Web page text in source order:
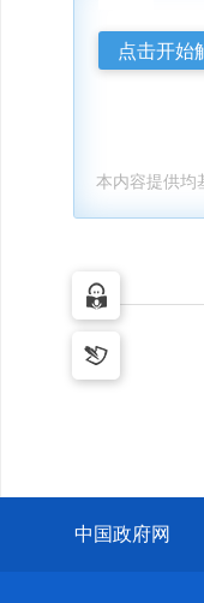
点击开始
本内容提供均
中国政府网